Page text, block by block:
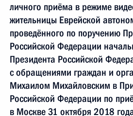
личного приёма в режиме
жительницы Еврейской
проведённого по поручению
Российской Федерации
Президента Российской
с обращениями граждан и
Михаилом Михайловским в
Российской Федерации по
в Москве 31 октября 2018